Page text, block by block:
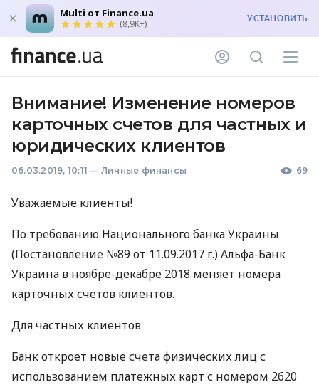
Multi от Finance.ua
(8,9K+) УСТАНОВИТЬ
Внимание! Изменение номеров
карточных счетов для частных и
юридических клиентов
06.03.2019, 10:11 — Личные финансы 69
Уважаемые клиенты!
По требованию Национального банка Украины
(Постановление №89 от 11.09.2017 г.) Альфа-Банк
Украина в ноябре-декабре 2018 меняет номера
карточных счетов клиентов.
Для частных клиентов
Банк откроет новые счета физических лиц с
использованием платежных карт с номером 2620